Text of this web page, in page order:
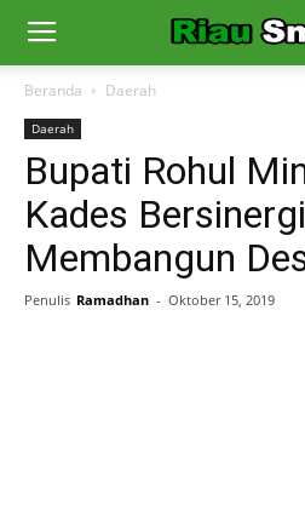
Beranda Daerah
Daerah
Bupati Rohul
Kades Bersinergi
Membangun
Penulis Ramadhan - Oktober 15, 2019